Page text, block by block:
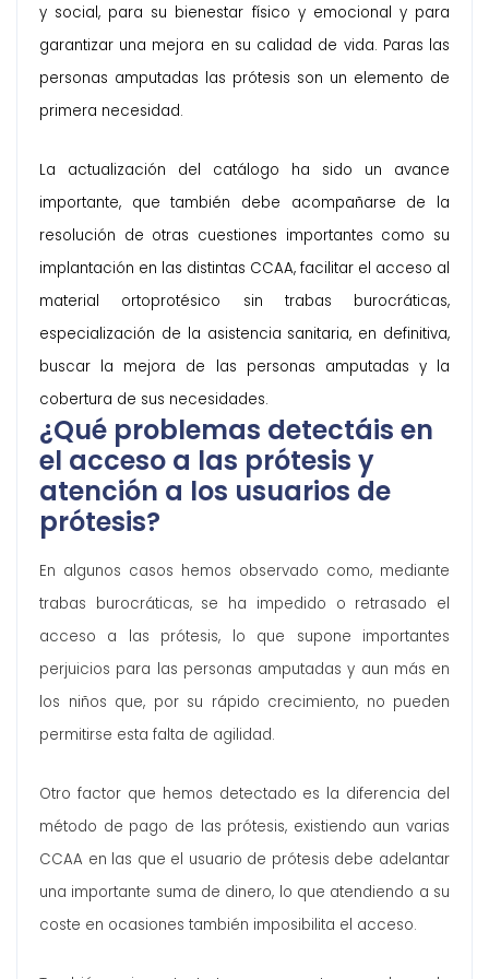
y social, para su bienestar físico y emocional y para
garantizar una mejora en su calidad de vida. Paras las
personas amputadas las prótesis son un elemento de
primera necesidad.
La actualización del catálogo ha sido un avance
importante, que también debe acompañarse de la
resolución de otras cuestiones importantes como su
implantación en las distintas CCAA, facilitar el acceso al
material ortoprotésico sin trabas burocráticas,
especialización de la asistencia sanitaria, en definitiva,
buscar la mejora de las personas amputadas y la
cobertura de sus necesidades.
¿Qué problemas detectáis en
el acceso a las prótesis y
atención a los usuarios de
prótesis?
En algunos casos hemos observado como, mediante
trabas burocráticas, se ha impedido o retrasado el
acceso a las prótesis, lo que supone importantes
perjuicios para las personas amputadas y aun más en
los niños que, por su rápido crecimiento, no pueden
permitirse esta falta de agilidad.
Otro factor que hemos detectado es la diferencia del
método de pago de las prótesis, existiendo aun varias
CCAA en las que el usuario de prótesis debe adelantar
una importante suma de dinero, lo que atendiendo a su
coste en ocasiones también imposibilita el acceso.